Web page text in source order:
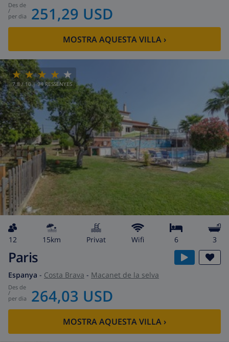
des de
/
per dia 251,29 USD
MOSTRA AQUESTA VILLA ›
7.8/ 10 |94 RESSENYES
12 15km Privat wifi 6 3
Paris
Espanya - Costa Brava - Macanet de la selva
des de
/
per dia 264,03 USD
MOSTRA AQUESTA VILLA ›